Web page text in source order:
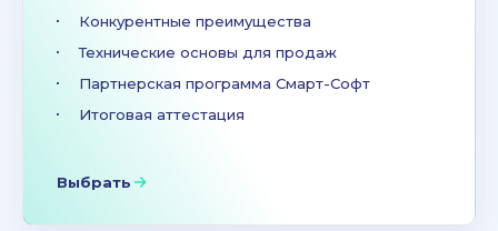
Конкурентные преимущества
Технические основы для продаж
Партнерская программа Смарт-Софт
Итоговая аттестация
Выбрать